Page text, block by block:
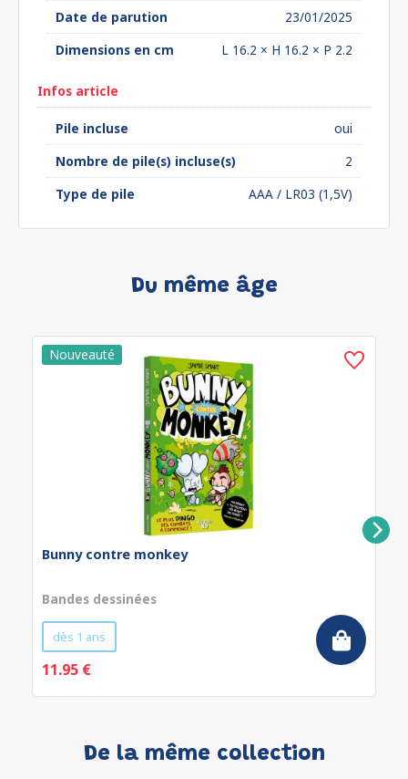
Date de parution
23/01/2025
Dimensions en cm
L 16.2 × H 16.2 × P 2.2
Infos article
Pile incluse
oui
Nombre de pile(s) incluse(s)
2
Type de pile
AAA / LR03 (1,5V)
Du même âge
Bunny contre monkey
Bandes dessinées
dès 1 ans
11.95 €
De la même collection